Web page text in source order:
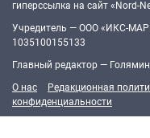
гиперссылка на сайт «Nord-
Учредитель — ООО «ИКС-
1035100155133
Главный редактор —
О нас
Редакционная
конфиденциальности